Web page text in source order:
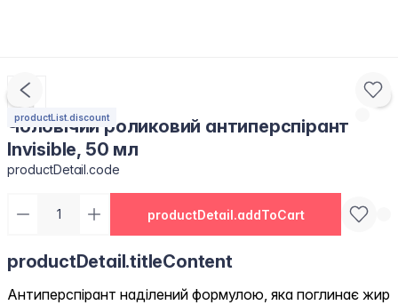
productList.discount
Чоловічий роликовий антиперспірант
Invisible, 50 мл
productDetail.code
productDetail.addToCart
productDetail.titleContent
Антиперспірант наділений формулою, яка поглинає жир